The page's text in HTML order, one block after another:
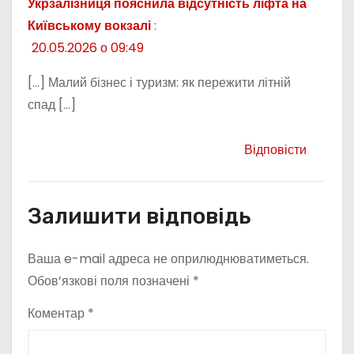
Укрзалізниця пояснила відсутність ліфта на
Київському вокзалі:
20.05.2026 о 09:49
[…] Малий бізнес і туризм: як пережити літній
спад […]
Відповісти
Залишити відповідь
Ваша e-mail адреса не оприлюднюватиметься.
Обов’язкові поля позначені *
Коментар *